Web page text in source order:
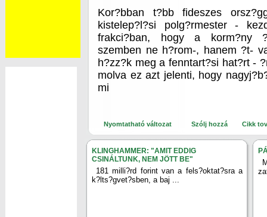
Kor?bban t?bb fideszes
kistelep?l?si polg?rmester -
frakci?ban, hogy a korm?ny
szemben ne h?rom-, hanem ?t-
h?zz?k meg a fenntart?si hat?rt -
molva ez azt jelenti, hogy
mi
Nyomtatható változat Szólj hozzá Cikk
KLINGHAMMER: "AMIT EDDIG
CSINÁLTUNK, NEM JÖTT BE"
181 milli?rd forint van a fels?oktat?sra a
k?lts?gvet?sben, a baj ...